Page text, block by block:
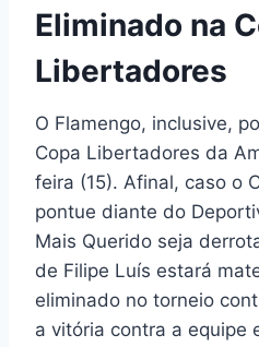
Eliminado na
Libertadores
O Flamengo, inclusive,
Copa Libertadores da
feira (15). Afinal, caso o
pontue diante do
Mais Querido seja
de Filipe Luís estará
eliminado no torneio
a vitória contra a equipe